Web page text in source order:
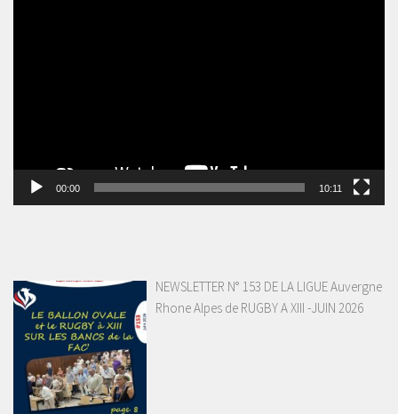
00:00 10:11
NEWSLETTER N° 153 DE LA LIGUE Auvergne
Rhone Alpes de RUGBY A XIII -JUIN 2026